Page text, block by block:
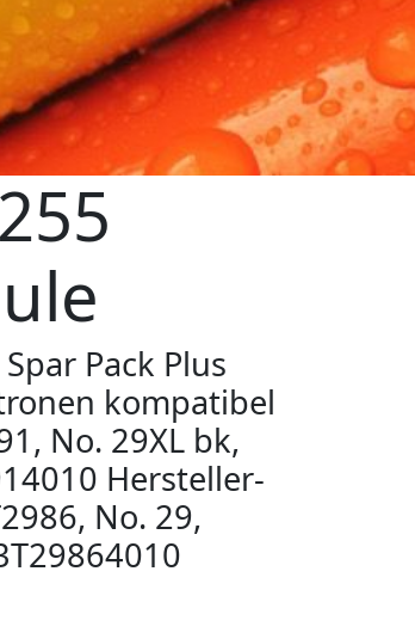
Pack Plus
kompatibel
No. 29XL bk,
Hersteller-
No. 29,